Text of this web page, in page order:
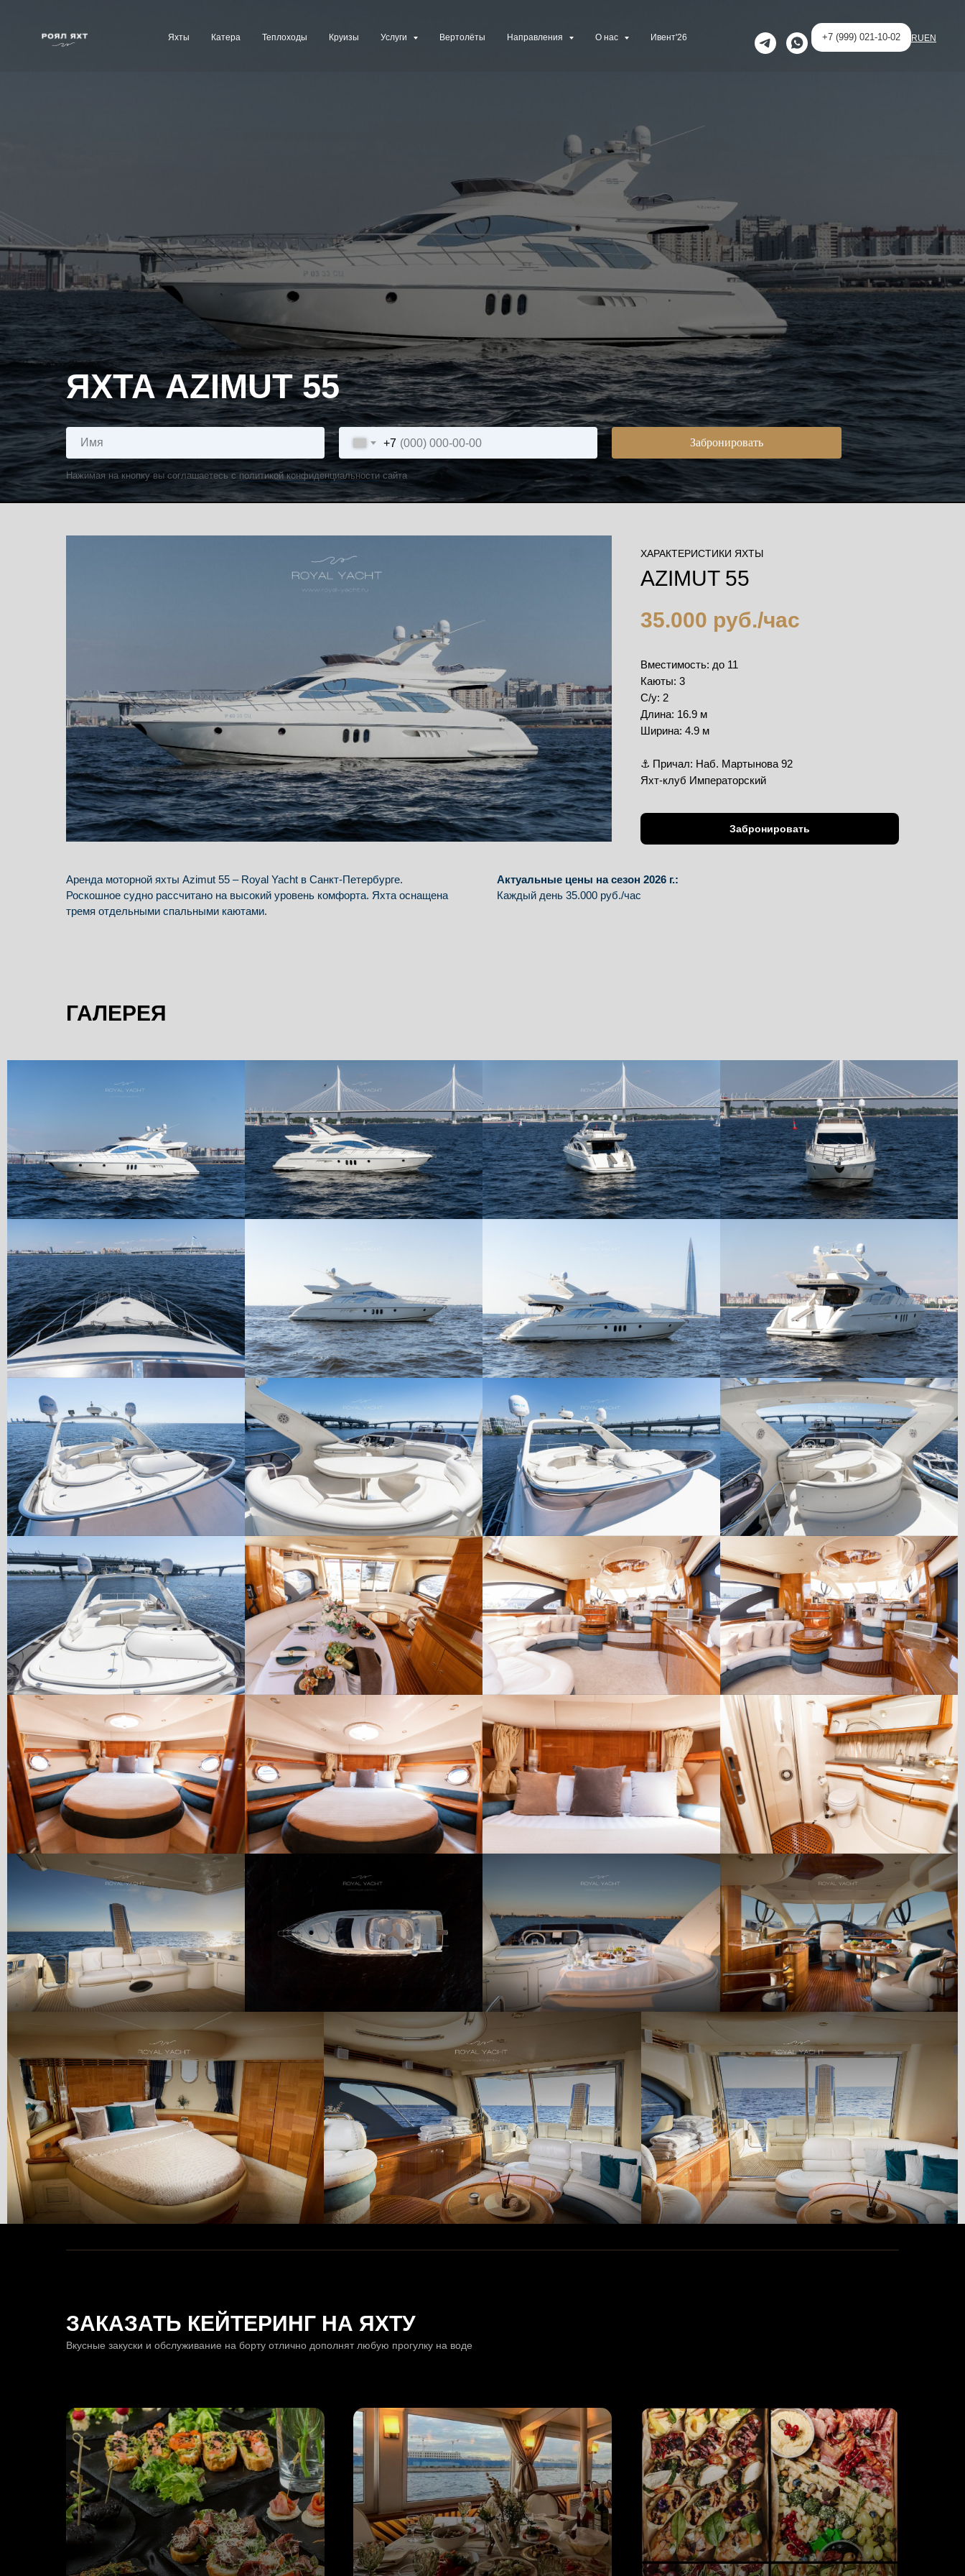
Яхты Катера Теплоходы Круизы Услуги Вертолёты Направления О нас Ивент'26 +7 (999) 021-10-02 RU EN
ЯХТА AZIMUT 55
Нажимая на кнопку вы соглашаетесь с политикой конфиденциальности сайта
+7 Забронировать
ХАРАКТЕРИСТИКИ ЯХТЫ
AZIMUT 55
35.000 руб./час
Вместимость: до 11
Каюты: 3
С/у: 2
Длина: 16.9 м
Ширина: 4.9 м
⚓️ Причал: Наб. Мартынова 92
Яхт-клуб Императорский
Забронировать
Аренда моторной яхты Azimut 55 – Royal Yacht в Санкт-Петербурге.
Роскошное судно рассчитано на высокий уровень комфорта. Яхта оснащена
тремя отдельными спальными каютами.
Актуальные цены на сезон 2026 г.:
Каждый день 35.000 руб./час
ГАЛЕРЕЯ
ЗАКАЗАТЬ КЕЙТЕРИНГ НА ЯХТУ
Вкусные закуски и обслуживание на борту отлично дополнят любую прогулку на воде